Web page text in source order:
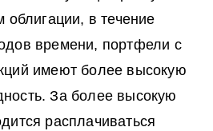
облигации, в течение
времени, портфели с
имеют более высокую
За более высокую
расплачиваться